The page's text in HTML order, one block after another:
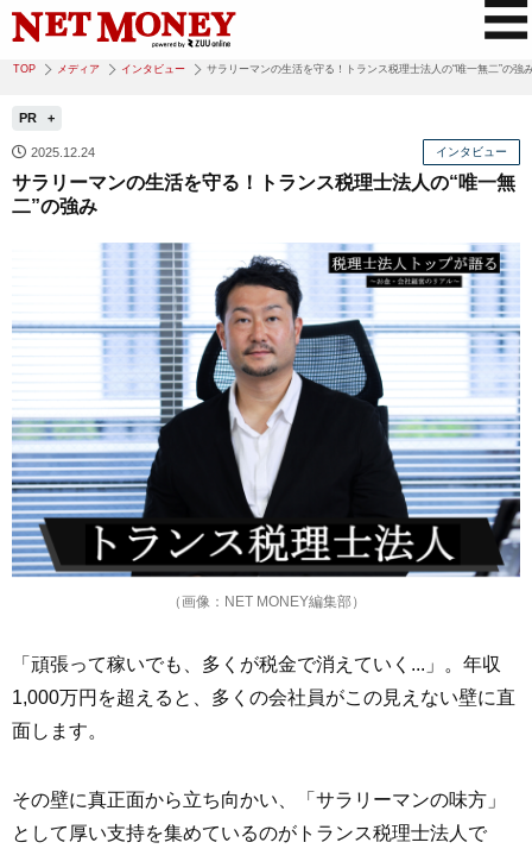
TOP メディア インタビュー サラリーマンの生活を守る！トランス税理士法人の“唯一無二”の強
PR
2025.12.24 インタビュー
サラリーマンの生活を守る！トランス税理士法人の“唯一無
二”の強み
（画像：NET MONEY編集部）
「頑張って稼いでも、多くが税金で消えていく...」。年収
1,000万円を超えると、多くの会社員がこの見えない壁に直
面します。
その壁に真正面から立ち向かい、「サラリーマンの味方」
として厚い支持を集めているのがトランス税理士法人で